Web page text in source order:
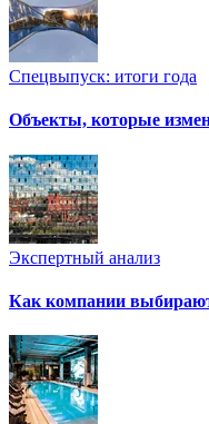
Спецвыпуск: итоги года
Объекты, которые
Экспертный анализ
Как компании